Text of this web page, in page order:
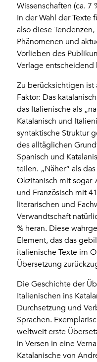
Wissenschaften (ca. 7
In der Wahl der Texte
also diese
Phänomenen und
Vorlieben des
Verlage entscheidend
Zu berücksichtigen
Faktor: Das
das Italienische als
Katalanisch und
syntaktische Struktur
des alltäglichen
Spanisch und
teilen. „Näher“ als
Okzitanisch mit sogar
und Französisch mit
literarischen und
Verwandtschaft
% heran. Diese
Element, das das
italienische Texte im
Übersetzung
Die Geschichte der
Italienischen ins
Durchsetzung und
Sprachen.
weltweit erste
in Versen in eine
Katalanische von